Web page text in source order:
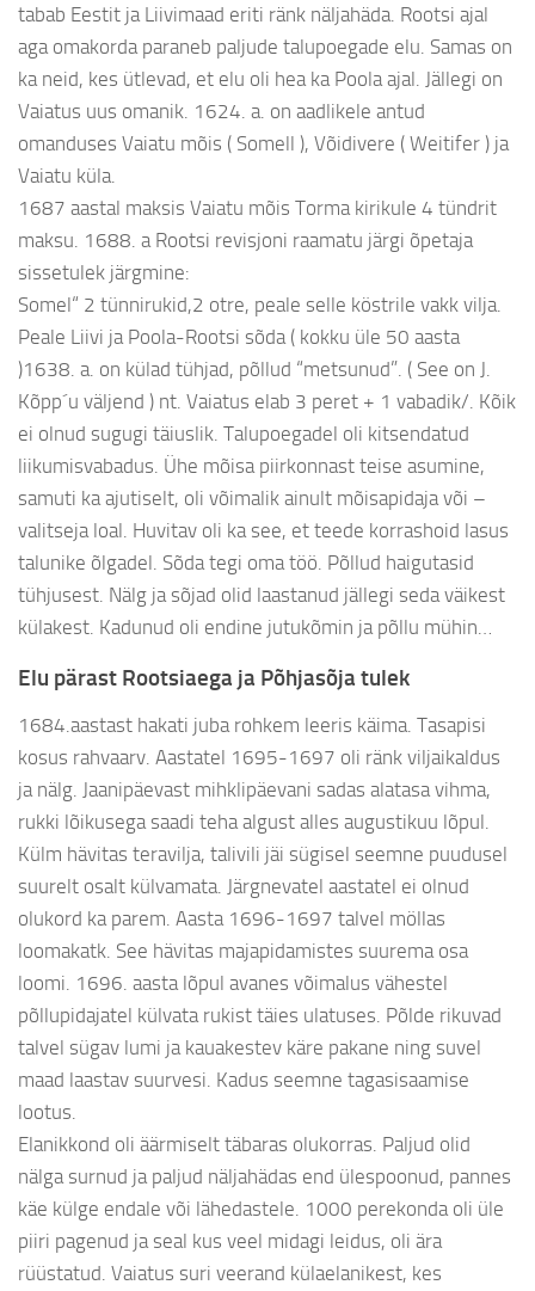
tabab Eestit ja Liivimaad eriti ränk näljahäda. Rootsi ajal
aga omakorda paraneb paljude talupoegade elu. Samas on
ka neid, kes ütlevad, et elu oli hea ka Poola ajal. Jällegi on
Vaiatus uus omanik. 1624. a. on aadlikele antud
omanduses Vaiatu mõis ( Somell ), Võidivere ( Weitifer ) ja
Vaiatu küla.
1687 aastal maksis Vaiatu mõis Torma kirikule 4 tündrit
maksu. 1688. a Rootsi revisjoni raamatu järgi õpetaja
sissetulek järgmine:
Somel“ 2 tünnirukid,2 otre, peale selle köstrile vakk vilja.
Peale Liivi ja Poola-Rootsi sõda ( kokku üle 50 aasta
)1638. a. on külad tühjad, põllud “metsunud”. ( See on J.
Kõpp´u väljend ) nt. Vaiatus elab 3 peret + 1 vabadik/. Kõik
ei olnud sugugi täiuslik. Talupoegadel oli kitsendatud
liikumisvabadus. Ühe mõisa piirkonnast teise asumine,
samuti ka ajutiselt, oli võimalik ainult mõisapidaja või –
valitseja loal. Huvitav oli ka see, et teede korrashoid lasus
talunike õlgadel. Sõda tegi oma töö. Põllud haigutasid
tühjusest. Nälg ja sõjad olid laastanud jällegi seda väikest
külakest. Kadunud oli endine jutukõmin ja põllu mühin…
Elu pärast Rootsiaega ja Põhjasõja tulek
1684.aastast hakati juba rohkem leeris käima. Tasapisi
kosus rahvaarv. Aastatel 1695-1697 oli ränk viljaikaldus
ja nälg. Jaanipäevast mihklipäevani sadas alatasa vihma,
rukki lõikusega saadi teha algust alles augustikuu lõpul.
Külm hävitas teravilja, talivili jäi sügisel seemne puudusel
suurelt osalt külvamata. Järgnevatel aastatel ei olnud
olukord ka parem. Aasta 1696-1697 talvel möllas
loomakatk. See hävitas majapidamistes suurema osa
loomi. 1696. aasta lõpul avanes võimalus vähestel
põllupidajatel külvata rukist täies ulatuses. Põlde rikuvad
talvel sügav lumi ja kauakestev käre pakane ning suvel
maad laastav suurvesi. Kadus seemne tagasisaamise
lootus.
Elanikkond oli äärmiselt täbaras olukorras. Paljud olid
nälga surnud ja paljud näljahädas end ülespoonud, pannes
käe külge endale või lähedastele. 1000 perekonda oli üle
piiri pagenud ja seal kus veel midagi leidus, oli ära
rüüstatud. Vaiatus suri veerand külaelanikest, kes